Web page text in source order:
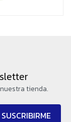
tienda.
SUSCRIBIRME